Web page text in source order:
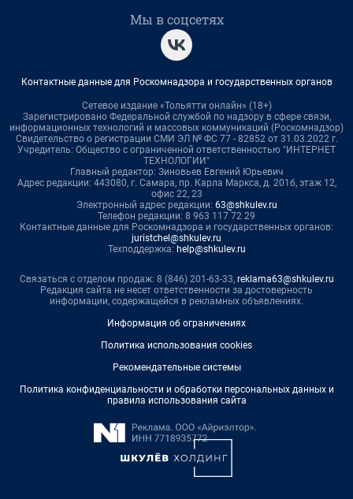
Мы в соцсетях
Контактные данные для Роскомнадзора и государственных органов
Сетевое издание «Тольятти онлайн» (18+)
Зарегистрировано Федеральной службой по надзору в сфере связи,
информационных технологий и массовых коммуникаций (Роскомнадзор)
Свидетельство о регистрации СМИ ЭЛ № ФС 77 - 82852 от 31.03.2022 г.
Учредитель: Общество с ограниченной ответственностью "ИНТЕРНЕТ
ТЕХНОЛОГИИ"
Главный редактор: Зиновьев Евгений Юрьевич
Адрес редакции: 443080, г. Самара, пр. Карла Маркса, д. 201б, этаж 12,
офис 22, 23
Электронный адрес редакции: 63@shkulev.ru
Телефон редакции: 8 963 117 72 29
Контактные данные для Роскомнадзора и государственных органов:
juristchel@shkulev.ru
Техподдержка: help@shkulev.ru
Связаться с отделом продаж: 8 (846) 201-63-33, reklama63@shkulev.ru
Редакция сайта не несет ответственности за достоверность
информации, содержащейся в рекламных объявлениях.
Информация об ограничениях
Политика использования cookies
Рекомендательные системы
Политика конфиденциальности и обработки персональных данных и
правила использования сайта